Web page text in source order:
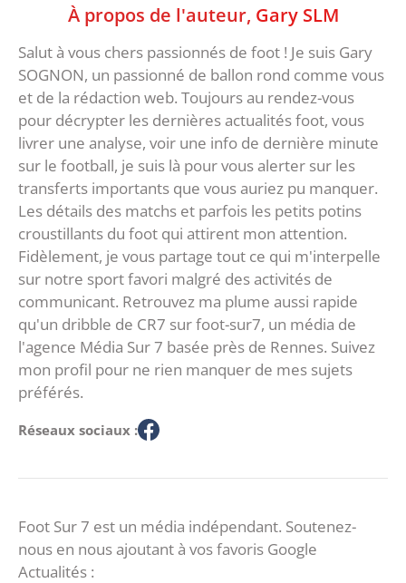
À propos de l'auteur, Gary SLM
Salut à vous chers passionnés de foot ! Je suis Gary
SOGNON, un passionné de ballon rond comme vous
et de la rédaction web. Toujours au rendez-vous
pour décrypter les dernières actualités foot, vous
livrer une analyse, voir une info de dernière minute
sur le football, je suis là pour vous alerter sur les
transferts importants que vous auriez pu manquer.
Les détails des matchs et parfois les petits potins
croustillants du foot qui attirent mon attention.
Fidèlement, je vous partage tout ce qui m'interpelle
sur notre sport favori malgré des activités de
communicant. Retrouvez ma plume aussi rapide
qu'un dribble de CR7 sur foot-sur7, un média de
l'agence Média Sur 7 basée près de Rennes. Suivez
mon profil pour ne rien manquer de mes sujets
préférés.
Réseaux sociaux :
Foot Sur 7 est un média indépendant. Soutenez-
nous en nous ajoutant à vos favoris Google
Actualités :